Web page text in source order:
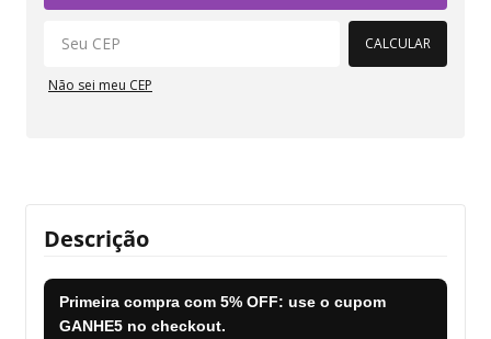
CALCULAR
Não sei meu CEP
Descrição
Primeira compra com 5% OFF: use o cupom
GANHE5 no checkout.